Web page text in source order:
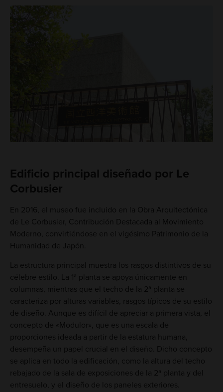
Edificio principal diseñado por Le
Corbusier
En 2016, el museo fue incluido en la Obra Arquitectónica
de Le Corbusier, Contribución Destacada al Movimiento
Moderno, convirtiéndose en el vigésimo Patrimonio de la
Humanidad de Japón.
La estructura principal muestra los rasgos distintivos de su
célebre estilo. La 1ª planta se apoya únicamente en
columnas, mientras que el techo de la 2ª planta se
caracteriza por alturas variables, rasgos típicos de su estilo
de diseño. Aunque es difícil de apreciar a primera vista, el
concepto de «Modulor», que es una escala de
proporciones ideada a partir de la estatura humana,
desempeña un papel crucial en el diseño. Dicho concepto
se aplica en todo la edificación, como la altura del techo
rebajado de la sala de exposiciones de la 2ª planta y del
entresuelo, y el diseño de los paneles exteriores.